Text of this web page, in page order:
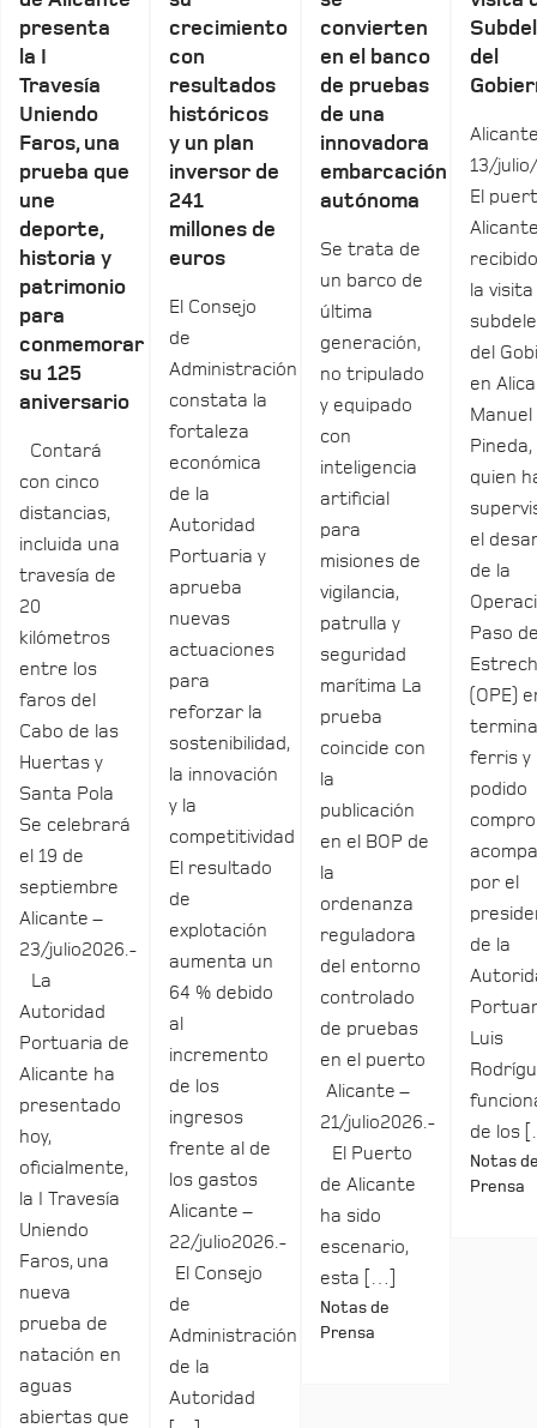
presenta
la I
Travesía
Uniendo
Faros, una
prueba que
une
deporte,
historia y
patrimonio
para
conmemorar
su 125
aniversario
Contará
con cinco
distancias,
incluida una
travesía de
20
kilómetros
entre los
faros del
Cabo de las
Huertas y
Santa Pola
Se celebrará
el 19 de
septiembre
Alicante –
23/julio2026.-
La
Autoridad
Portuaria de
Alicante ha
presentado
hoy,
oficialmente,
la I Travesía
Uniendo
Faros, una
nueva
prueba de
natación en
aguas
abiertas que
crecimiento
con
resultados
históricos
y un plan
inversor de
241
millones de
euros
El Consejo
de
Administración
constata la
fortaleza
económica
de la
Autoridad
Portuaria y
aprueba
nuevas
actuaciones
para
reforzar la
sostenibilidad,
la innovación
y la
competitividad
El resultado
de
explotación
aumenta un
64 % debido
al
incremento
de los
ingresos
frente al de
los gastos
Alicante –
22/julio2026.-
El Consejo
de
Administración
de la
Autoridad
convierten
en el banco
de pruebas
de una
innovadora
embarcación
autónoma
Se trata de
un barco de
última
generación,
no tripulado
y equipado
con
inteligencia
artificial
para
misiones de
vigilancia,
patrulla y
seguridad
marítima La
prueba
coincide con
la
publicación
en el BOP de
la
ordenanza
reguladora
del entorno
controlado
de pruebas
en el puerto
Alicante –
21/julio2026.-
El Puerto
de Alicante
ha sido
escenario,
esta […]
Notas de
Prensa
del
13/
El
la
del
en
Manuel
Pineda,
quien
el
de la
Paso
(OPE)
ferris y
podido
por el
de la
Luis
de los
Notas
Prensa